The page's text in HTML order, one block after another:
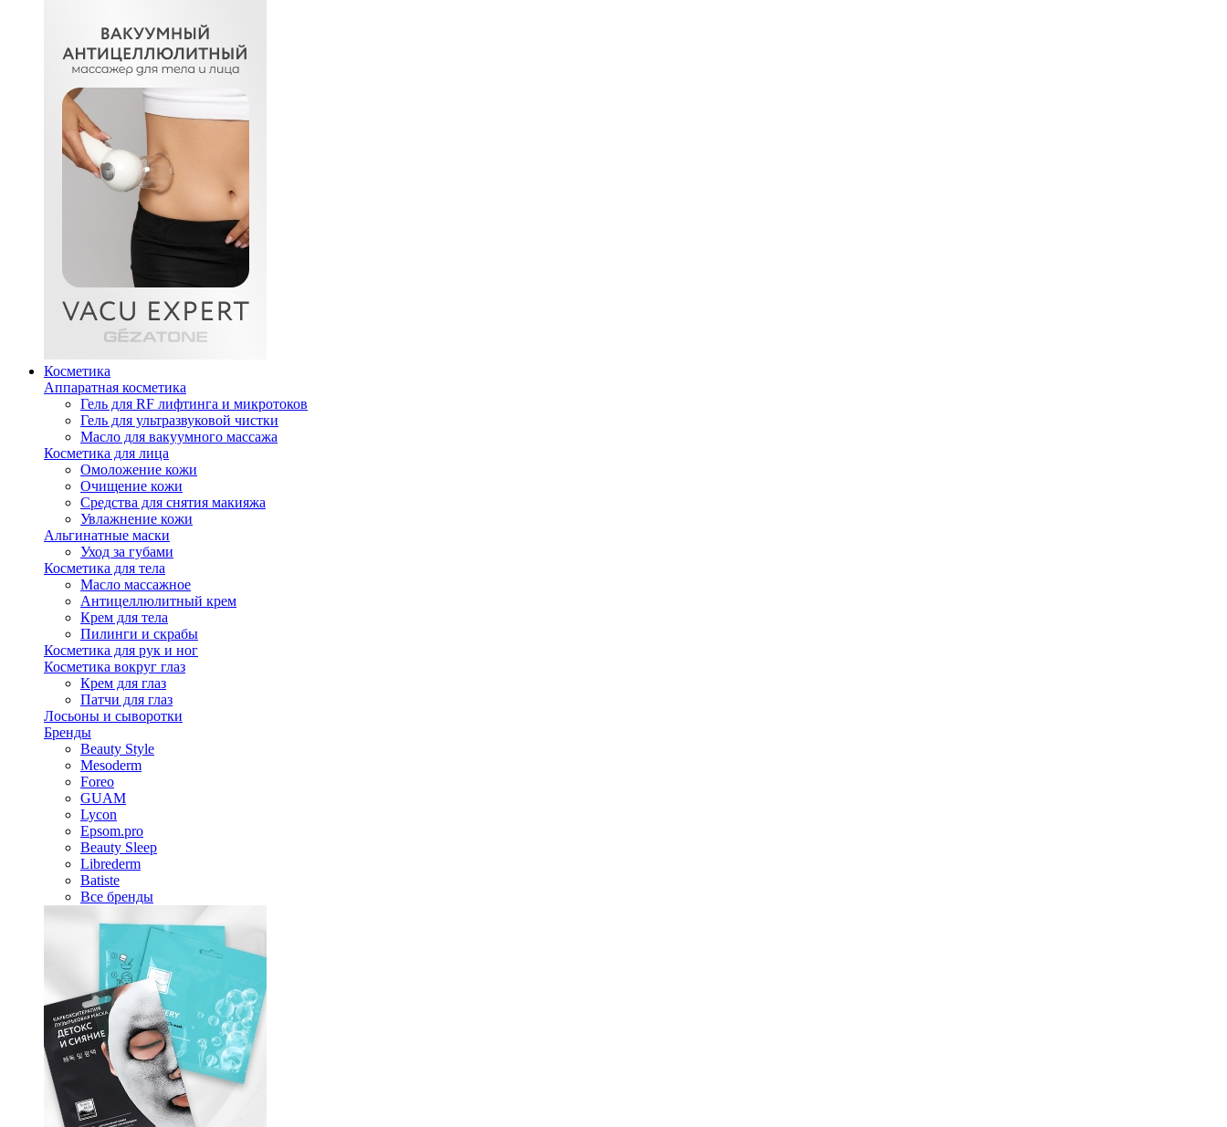
Косметика
Аппаратная косметика
Гель для RF лифтинга и микротоков
Гель для ультразвуковой чистки
Масло для вакуумного массажа
Косметика для лица
Омоложение кожи
Очищение кожи
Средства для снятия макияжа
Увлажнение кожи
Альгинатные маски
Уход за губами
Косметика для тела
Масло массажное
Антицеллюлитный крем
Крем для тела
Пилинги и скрабы
Косметика для рук и ног
Косметика вокруг глаз
Крем для глаз
Патчи для глаз
Лосьоны и сыворотки
Бренды
Beauty Style
Mesoderm
Foreo
GUAM
Lycon
Epsom.pro
Beauty Sleep
Librederm
Batiste
Все бренды